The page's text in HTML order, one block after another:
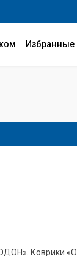
Избранные
Коврики